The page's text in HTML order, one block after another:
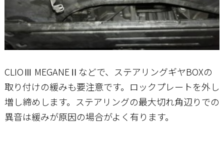
CLIOⅢ MEGANEⅡなどで、ステアリングギヤBOXの
取り付けの緩みも要注意です。ロックプレートを外し
増し締めします。ステアリングの最大切れ角辺りでの
異音は緩みが原因の場合がよく有ります。